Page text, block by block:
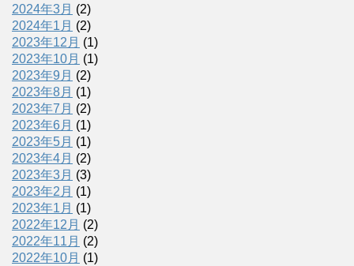
2024年3月 (2)
2024年1月 (2)
2023年12月 (1)
2023年10月 (1)
2023年9月 (2)
2023年8月 (1)
2023年7月 (2)
2023年6月 (1)
2023年5月 (1)
2023年4月 (2)
2023年3月 (3)
2023年2月 (1)
2023年1月 (1)
2022年12月 (2)
2022年11月 (2)
2022年10月 (1)